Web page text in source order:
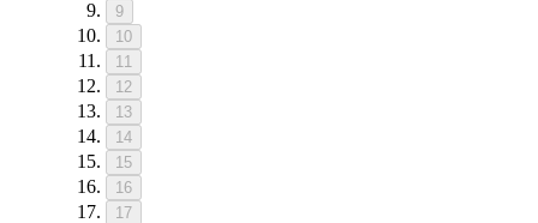
9
10
11
12
13
14
15
16
17